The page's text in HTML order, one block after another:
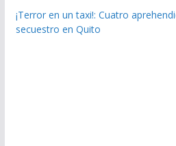
¡Terror en un taxi!: Cuatro
secuestro en Quito